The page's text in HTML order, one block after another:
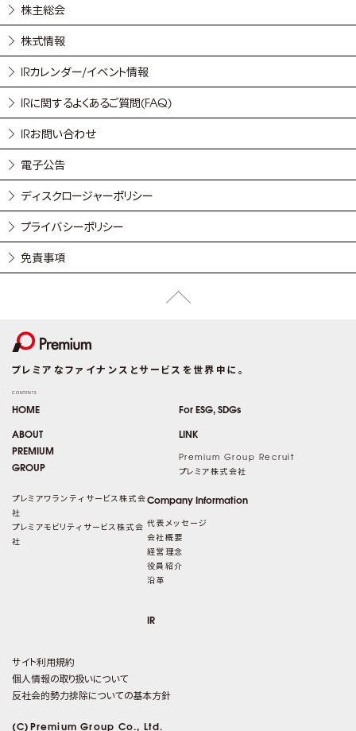
株主総会
株式情報
IRカレンダー/イベント情報
IRに関するよくあるご質問(FAQ)
IRお問い合わせ
電子公告
ディスクロージャーポリシー
プライバシーポリシー
免責事項
プレミアなファイナンスとサービスを世界中に。
CONTENTS
HOME
ABOUT
PREMIUM
GROUP
Company Information
代表メッセージ
会社概要
経営理念
役員紹介
沿革
IR
For ESG, SDGs
LINK
Premium Group Recruit
プレミア株式会社
プレミアワランティサービス株式会
社
プレミアモビリティサービス株式会
社
サイト利用規約
個人情報の取り扱いについて
反社会的勢力排除についての基本方針
(C)Premium Group Co., Ltd.